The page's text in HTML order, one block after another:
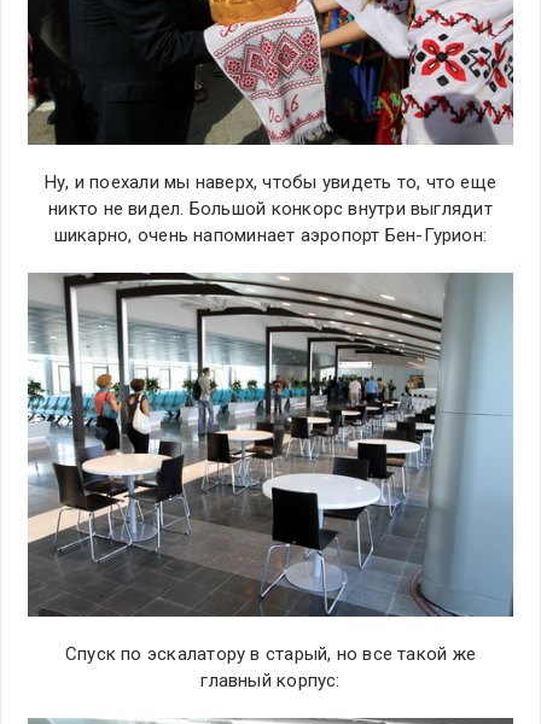
Ну, и поехали мы наверх, чтобы увидеть то, что еще
никто не видел. Большой конкорс внутри выглядит
шикарно, очень напоминает аэропорт Бен-Гурион:
Спуск по эскалатору в старый, но все такой же
главный корпус: